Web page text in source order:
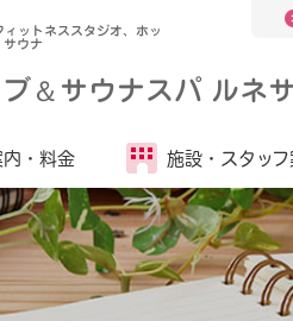
ットネススタジオ、ホッ
ウナ
＆サウナスパ ルネ
・ 料金 施設・ スタッ